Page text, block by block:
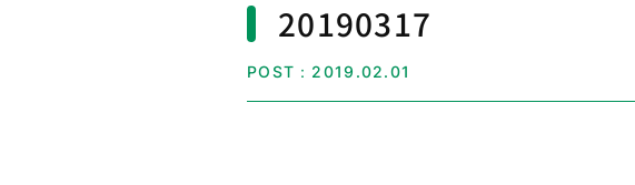
20190317
POST：2019.02.01